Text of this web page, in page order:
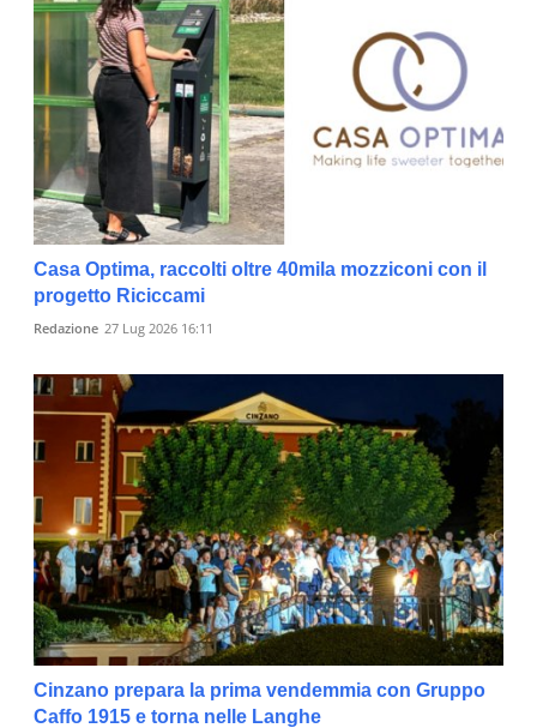
Casa Optima, raccolti oltre 40mila mozziconi con il
progetto Riciccami
Redazione 27 Lug 2026 16:11
Cinzano prepara la prima vendemmia con Gruppo
Caffo 1915 e torna nelle Langhe